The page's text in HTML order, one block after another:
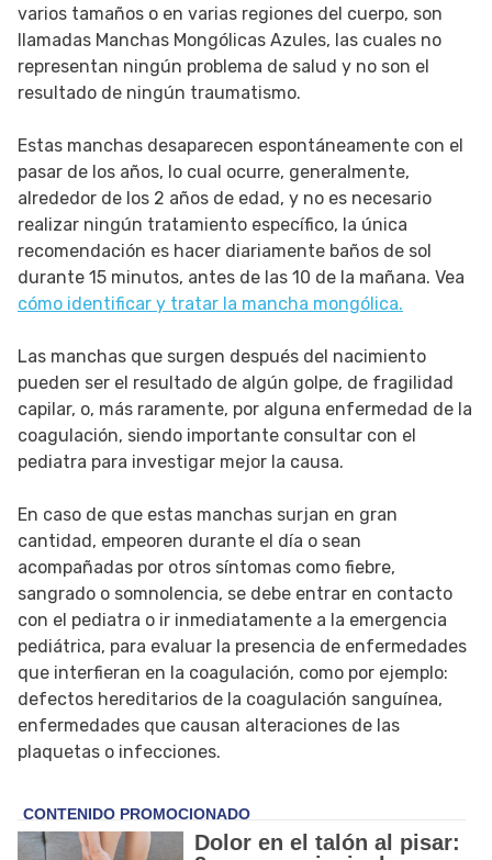
varios tamaños o en varias regiones del cuerpo, son
llamadas Manchas Mongólicas Azules, las cuales no
representan ningún problema de salud y no son el
resultado de ningún traumatismo.
Estas manchas desaparecen espontáneamente con el
pasar de los años, lo cual ocurre, generalmente,
alrededor de los 2 años de edad, y no es necesario
realizar ningún tratamiento específico, la única
recomendación es hacer diariamente baños de sol
durante 15 minutos, antes de las 10 de la mañana. Vea
cómo identificar y tratar la mancha mongólica.
Las manchas que surgen después del nacimiento
pueden ser el resultado de algún golpe, de fragilidad
capilar, o, más raramente, por alguna enfermedad de la
coagulación, siendo importante consultar con el
pediatra para investigar mejor la causa.
En caso de que estas manchas surjan en gran
cantidad, empeoren durante el día o sean
acompañadas por otros síntomas como fiebre,
sangrado o somnolencia, se debe entrar en contacto
con el pediatra o ir inmediatamente a la emergencia
pediátrica, para evaluar la presencia de enfermedades
que interfieran en la coagulación, como por ejemplo:
defectos hereditarios de la coagulación sanguínea,
enfermedades que causan alteraciones de las
plaquetas o infecciones.